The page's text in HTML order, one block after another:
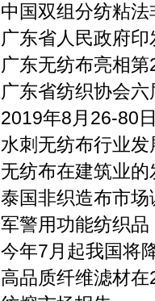
中国双组分纺粘
广东省人民政府
广东无纺布亮相
广东省纺织协会
2019年8月26-80
水刺无纺布行业
无纺布在建筑业的
泰国非织造布市场
军警用功能纺织品
今年7月起我国将
高品质纤维滤材